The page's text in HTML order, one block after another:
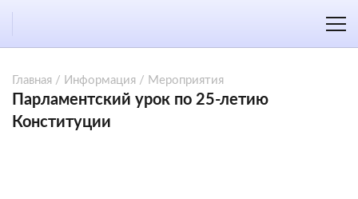
Главная / Информация / Мероприятия
Парламентский урок по 25-летию
Конституции